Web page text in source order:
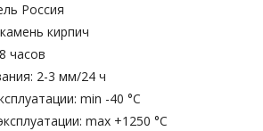
Россия
кирпич
часов
2-3 мм/24 ч
min -40 °С
max +1250 °С